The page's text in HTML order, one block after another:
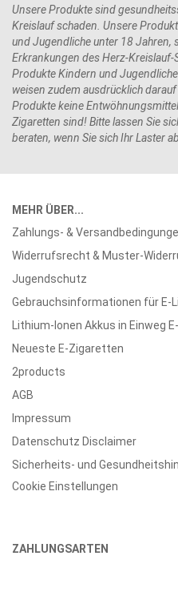
Unsere Produkte sind
Kreislauf schaden. Unsere
und Jugendliche unter 18 Jahren,
Erkrankungen des Herz-Kreislauf-
Produkte Kindern und
weisen zudem ausdrücklich
Produkte keine
Zigaretten sind! Bitte lassen Sie
beraten, wenn Sie sich Ihr Laster
MEHR ÜBER...
Zahlungs- &
Widerrufsrecht & Muster-
Jugendschutz
Gebrauchsinformationen für E-
Lithium-Ionen Akkus in Einweg
Neueste E-Zigaretten
2products
AGB
Impressum
Datenschutz Disclaimer
Sicherheits- und
Cookie Einstellungen
ZAHLUNGSARTEN